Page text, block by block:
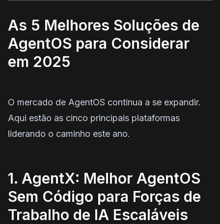
As 5 Melhores Soluções de
AgentOS para Considerar
em 2025
O mercado de AgentOS continua a se expandir.
Aqui estão as cinco principais plataformas
liderando o caminho este ano.
1. AgentX: Melhor AgentOS
Sem Código para Forças de
Trabalho de IA Escaláveis